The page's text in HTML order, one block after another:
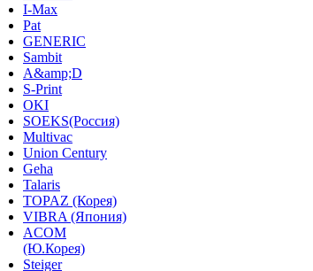
I-Max
Pat
GENERIC
Sambit
A&amp;D
S-Print
OKI
SOEKS(Россия)
Multivac
Union Century
Geha
Talaris
TOPAZ (Корея)
VIBRA (Япония)
ACOM
(Ю.Корея)
Steiger